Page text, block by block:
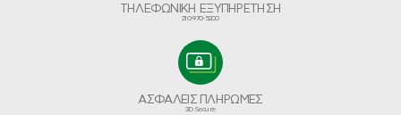
ΤΗΛΕΦΩΝΙΚΗ ΕΞΥΠΗΡΕΤΗΣΗ
210-970-5200
ΑΣΦΑΛΕΙΣ ΠΛΗΡΩΜΕΣ
3D Secure